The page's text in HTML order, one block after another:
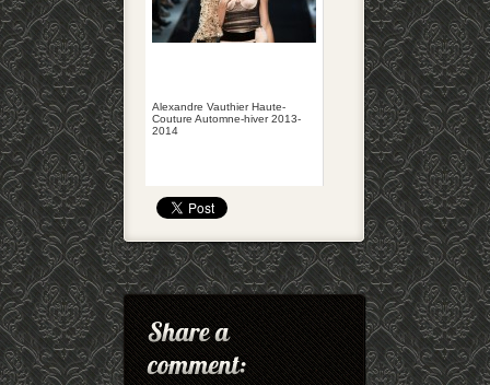
Alexandre Vauthier Haute-
Couture Automne-hiver 2013-
2014